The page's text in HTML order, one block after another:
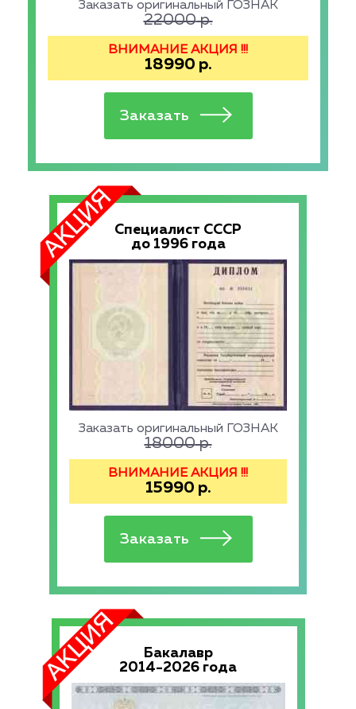
Заказать оригинальный ГОЗНАК
22000р.
ВНИМАНИЕ АКЦИЯ !!!
18990 р.
Специалист СССР
до 1996 года
Заказать оригинальный ГОЗНАК
18000р.
ВНИМАНИЕ АКЦИЯ !!!
15990 р.
Бакалавр
2014-2026 года